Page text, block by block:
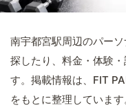
南宇都宮駅周辺のパー
探したり、料金・体験
す。掲載情報は、FIT
をもとに整理しています